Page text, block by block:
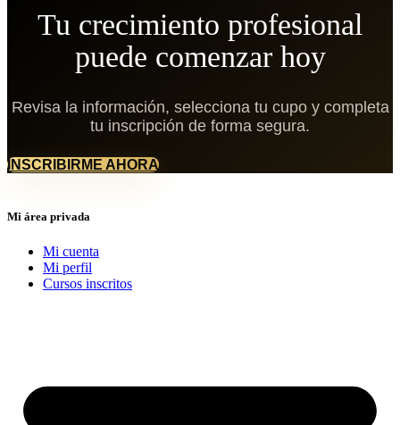
Tu crecimiento profesional
puede comenzar hoy
Revisa la información, selecciona tu cupo y completa
tu inscripción de forma segura.
INSCRIBIRME AHORA
Mi área privada
Mi cuenta
Mi perfil
Cursos inscritos